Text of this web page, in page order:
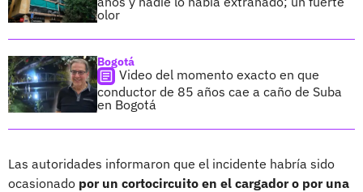
olor
Bogotá
Video del momento exacto en que
conductor de 85 años cae a caño de Suba
en Bogotá
Las autoridades informaron que el incidente habría sido
ocasionado por un cortocircuito en el cargador o por una